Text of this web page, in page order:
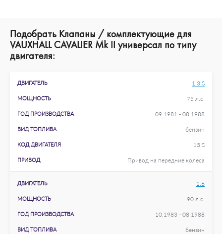
Подобрать Клапаны / комплектующие для
VAUXHALL CAVALIER Mk II универсал по типу
двигателя:
ДВИГАТЕЛЬ 1.3 S
МОЩНОСТЬ 75 л.с.
ГОД ПРОИЗВОДСТВА 09.1981 - 08.1988
ВИД ТОПЛИВА бензин
КОД ДВИГАТЕЛЯ 13 S
ПРИВОД Привод на передние колеса
ДВИГАТЕЛЬ 1.6
МОЩНОСТЬ 90 л.с.
ГОД ПРОИЗВОДСТВА 10.1983 - 08.1988
ВИД ТОПЛИВА бензин